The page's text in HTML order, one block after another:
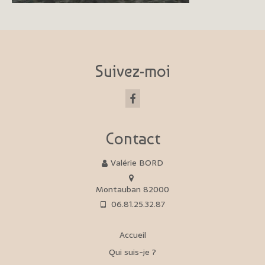
Suivez-moi
Contact
Valérie BORD
Montauban 82000
06.81.25.32.87
Accueil
Qui suis-je ?